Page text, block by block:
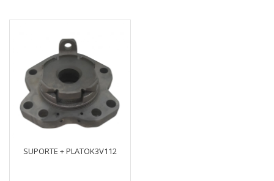
SUPORTE + PLATOK3V112